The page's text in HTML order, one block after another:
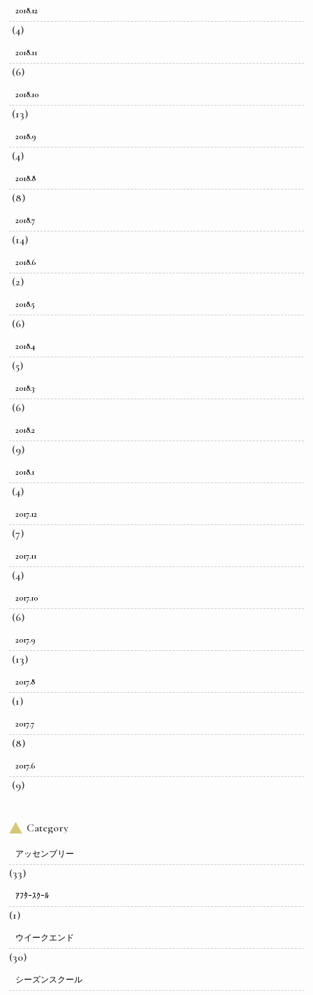
2018.12
(4)
2018.11
(6)
2018.10
(13)
2018.9
(4)
2018.8
(8)
2018.7
(14)
2018.6
(2)
2018.5
(6)
2018.4
(5)
2018.3
(6)
2018.2
(9)
2018.1
(4)
2017.12
(7)
2017.11
(4)
2017.10
(6)
2017.9
(13)
2017.8
(1)
2017.7
(8)
2017.6
(9)
Category
アッセンブリー
(33)
ｱﾌﾀｰｽｸｰﾙ
(1)
ウイークエンド
(30)
シーズンスクール